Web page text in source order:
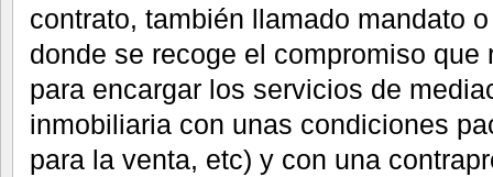
contrato, también llamado mandato
donde se recoge el compromiso que
para encargar los servicios de
inmobiliaria con unas condiciones
para la venta, etc) y con una